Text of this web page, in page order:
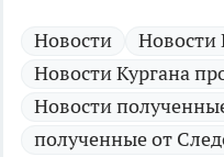
Новости
Новости
Новости Кургана
Новости
полученные от